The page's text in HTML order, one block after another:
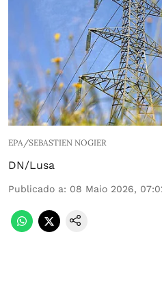
EPA/SEBASTIEN NOGIER
DN/Lusa
Publicado a: 08 Maio 2026,